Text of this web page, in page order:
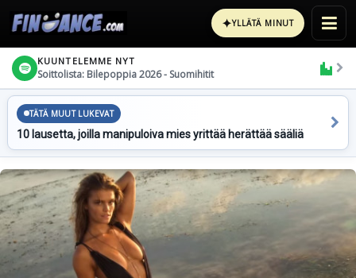
✦YLLÄTÄ MINUT
KUUNTELEMME NYT
Soittolista: Bilepoppia 2026 - Suomihitit
TÄTÄ MUUT LUKEVAT
10 lausetta, joilla manipuloiva mies yrittää herättää sääliä